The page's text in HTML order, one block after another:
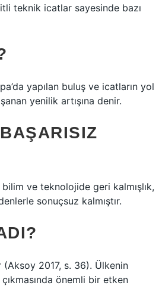
teknik icatlar sayesinde bazı
yapılan buluş ve icatların yol
yenilik artışına denir.
ve teknolojide geri kalmışlık,
sonuçsuz kalmıştır.
(Aksoy 2017, s. 36). Ülkenin
önemli bir etken